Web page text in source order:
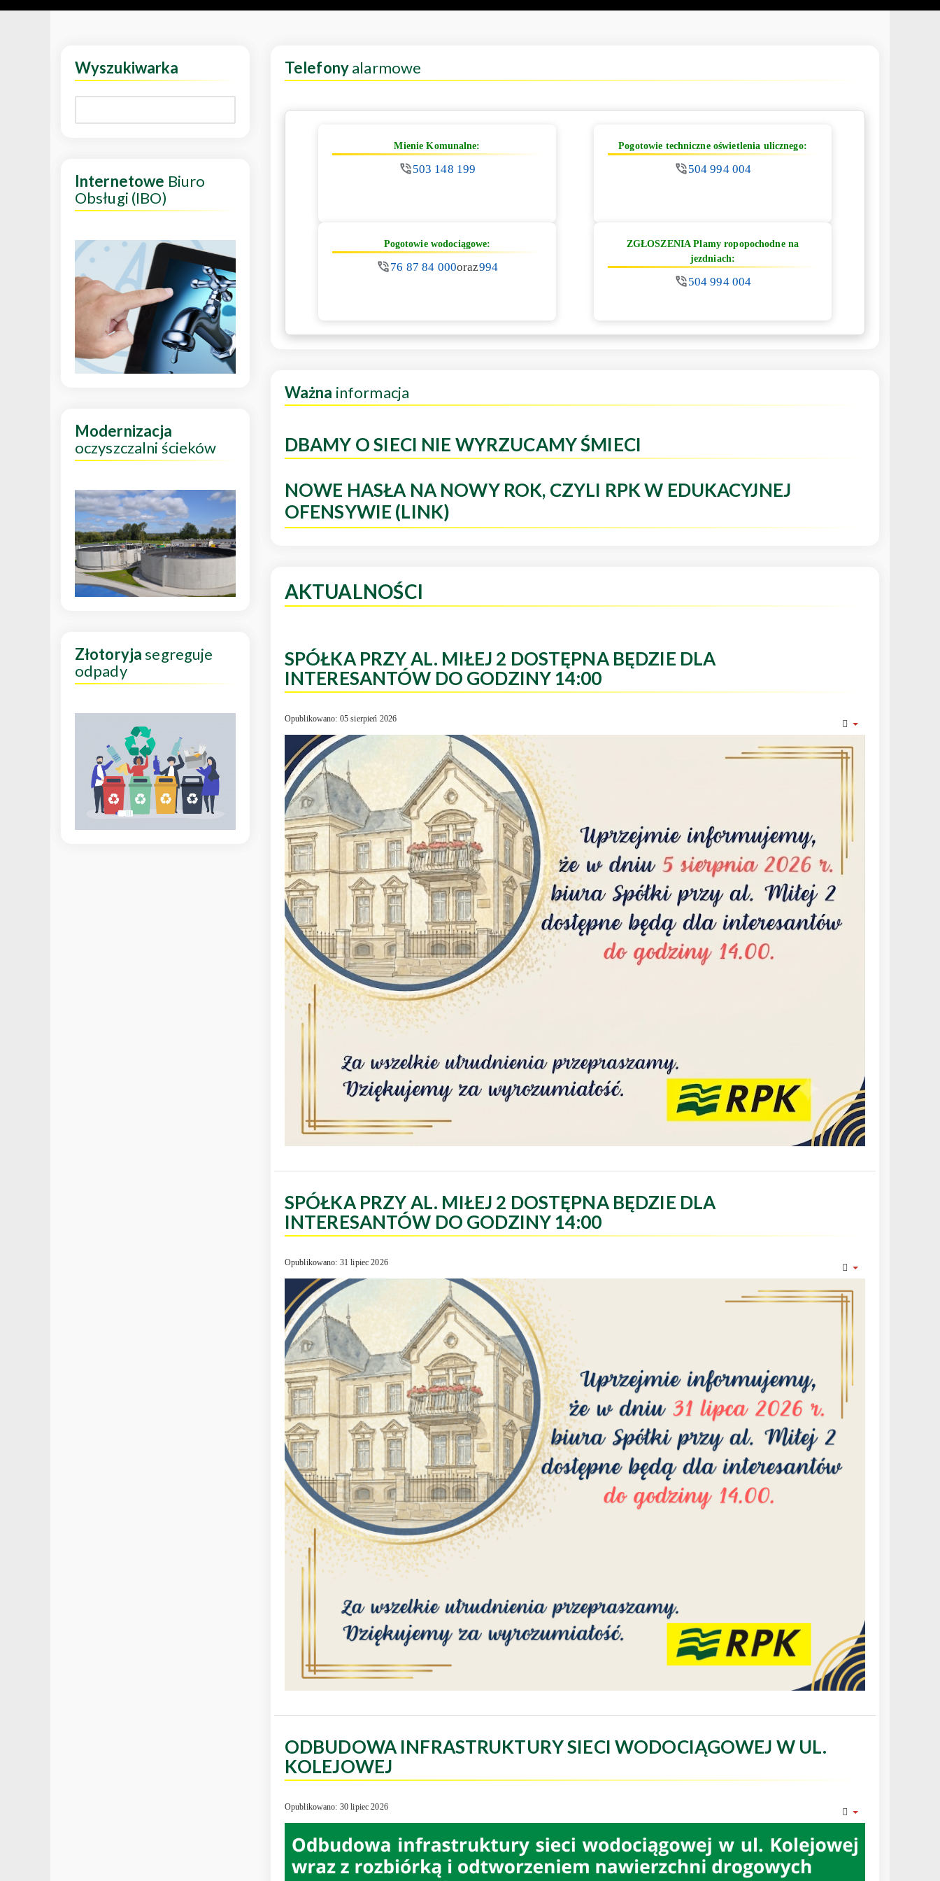
Telefonyalarmowe
Mienie Komunalne:
503 148 199
Pogotowie techniczne oświetlenia ulicznego:
504 994 004
Pogotowie wodociągowe:
76 87 84 000oraz994
ZGŁOSZENIA Plamy ropopochodne na
jezdniach:
504 994 004
Ważna informacja
DBAMY O SIECI NIE WYRZUCAMY ŚMIECI
NOWE HASŁA NA NOWY ROK, CZYLI RPK W EDUKACYJNEJ
OFENSYWIE (LINK)
AKTUALNOŚCI
SPÓŁKA PRZY AL. MIŁEJ 2 DOSTĘPNA BĘDZIE DLA
INTERESANTÓW DO GODZINY 14:00
Opublikowano: 05 sierpień 2026
SPÓŁKA PRZY AL. MIŁEJ 2 DOSTĘPNA BĘDZIE DLA
INTERESANTÓW DO GODZINY 14:00
Opublikowano: 31 lipiec 2026
ODBUDOWA INFRASTRUKTURY SIECI WODOCIĄGOWEJ W UL.
KOLEJOWEJ
Opublikowano: 30 lipiec 2026
Wyszukiwarka
Internetowe Biuro
Obsługi (IBO)
Modernizacja
oczyszczalni ścieków
Złotoryjasegreguje
odpady